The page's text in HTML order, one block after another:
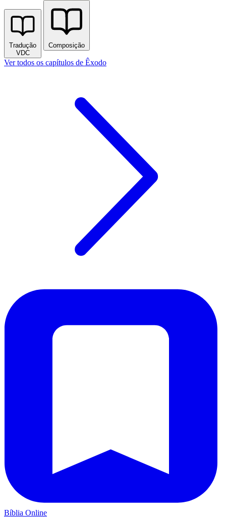
Tradução
VDC
Composição
Ver todos os capítulos de Êxodo
Bíblia Online